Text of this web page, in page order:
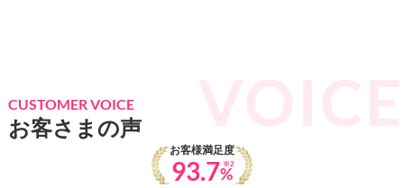
CUSTOMER VOICE
お客さまの声
お客様満足度
93.7 ※2
%